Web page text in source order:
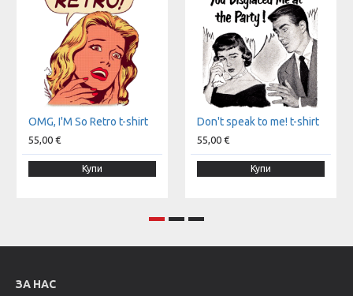
OMG, I'M So Retro t-shirt
55,00 €
Купи
Don't speak to me! t-shirt
55,00 €
Купи
ЗА НАС